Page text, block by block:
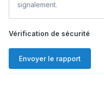
signalement.
Vérification de sécurité
Envoyer le rapport